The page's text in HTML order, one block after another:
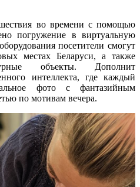
во времени с помощью
погружение в виртуальную
посетители смогут
местах Беларуси, а также
объекты. Дополнит
интеллекта, где каждый
фото с фантазийным
по мотивам вечера.